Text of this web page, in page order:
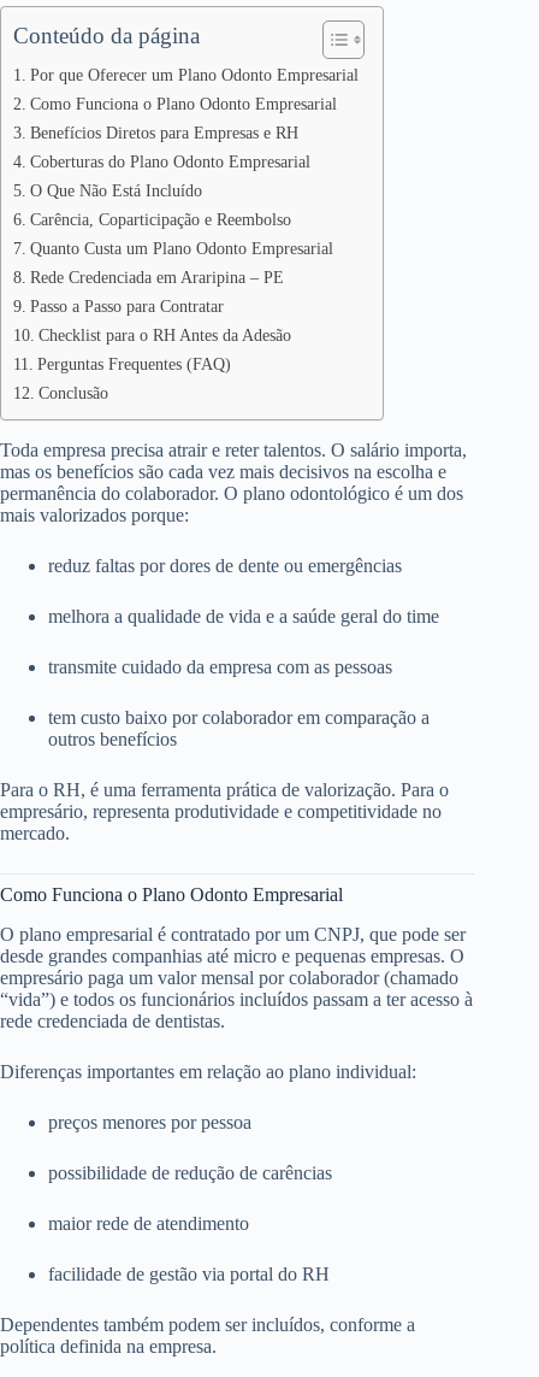
Conteúdo da página
Por que Oferecer um Plano Odonto Empresarial
Como Funciona o Plano Odonto Empresarial
Benefícios Diretos para Empresas e RH
Coberturas do Plano Odonto Empresarial
O Que Não Está Incluído
Carência, Coparticipação e Reembolso
Quanto Custa um Plano Odonto Empresarial
Rede Credenciada em Araripina – PE
Passo a Passo para Contratar
Checklist para o RH Antes da Adesão
Perguntas Frequentes (FAQ)
Conclusão
Toda empresa precisa atrair e reter talentos. O salário importa,
mas os benefícios são cada vez mais decisivos na escolha e
permanência do colaborador. O plano odontológico é um dos
mais valorizados porque:
reduz faltas por dores de dente ou emergências
melhora a qualidade de vida e a saúde geral do time
transmite cuidado da empresa com as pessoas
tem custo baixo por colaborador em comparação a
outros benefícios
Para o RH, é uma ferramenta prática de valorização. Para o
empresário, representa produtividade e competitividade no
mercado.
Como Funciona o Plano Odonto Empresarial
O plano empresarial é contratado por um CNPJ, que pode ser
desde grandes companhias até micro e pequenas empresas. O
empresário paga um valor mensal por colaborador (chamado
“vida”) e todos os funcionários incluídos passam a ter acesso à
rede credenciada de dentistas.
Diferenças importantes em relação ao plano individual:
preços menores por pessoa
possibilidade de redução de carências
maior rede de atendimento
facilidade de gestão via portal do RH
Dependentes também podem ser incluídos, conforme a
política definida na empresa.